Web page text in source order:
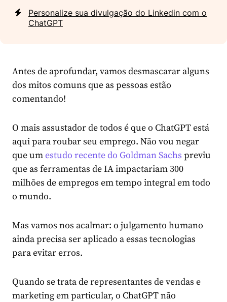
Personalize sua divulgação do Linkedin com o
ChatGPT
Antes de aprofundar, vamos desmascarar alguns
dos mitos comuns que as pessoas estão
comentando!
O mais assustador de todos é que o ChatGPT está
aqui para roubar seu emprego. Não vou negar
que umestudo recente do Goldman Sachs previu
que as ferramentas de IA impactariam 300
milhões de empregos em tempo integral em todo
o mundo.
Mas vamos nos acalmar: o julgamento humano
ainda precisa ser aplicado a essas tecnologias
para evitar erros.
Quando se trata de representantes de vendas e
marketing em particular, o ChatGPT não